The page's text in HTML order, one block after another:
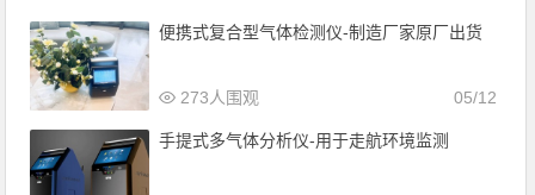
便携式复合型气体检测仪-制造厂家原厂出货
05/12
273人围观
手提式多气体分析仪-用于走航环境监测